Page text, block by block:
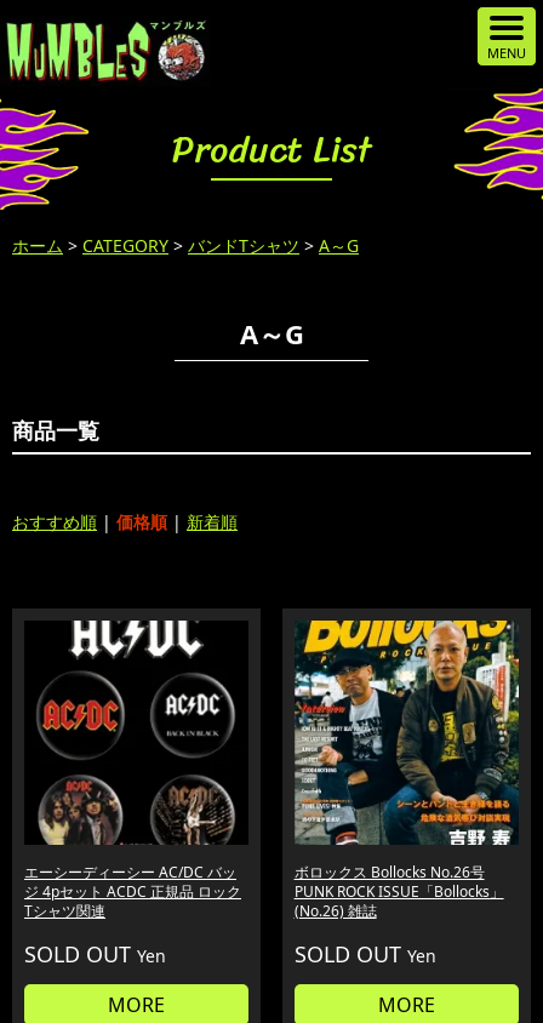
Product List
ホーム > CATEGORY > バンドTシャツ > A～G
A～G
商品一覧
おすすめ順 | 価格順 | 新着順
エーシーディーシー AC/DC バッ
ジ 4pセット ACDC 正規品 ロック
Tシャツ関連
SOLD OUT Yen
MORE
ボロックス Bollocks No.26号
PUNK ROCK ISSUE「Bollocks」
(No.26) 雑誌
SOLD OUT Yen
MORE